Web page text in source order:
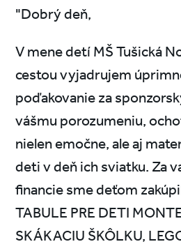
"Dobrý deň,
V mene detí MŠ Tušická
cestou vyjadrujem
poďakovanie za
vášmu porozumeniu,
nielen emočne, ale aj
deti v deň ich sviatku. Za
financie sme deťom
TABULE PRE DETI
SKÁKACIU ŠKÔLKU,